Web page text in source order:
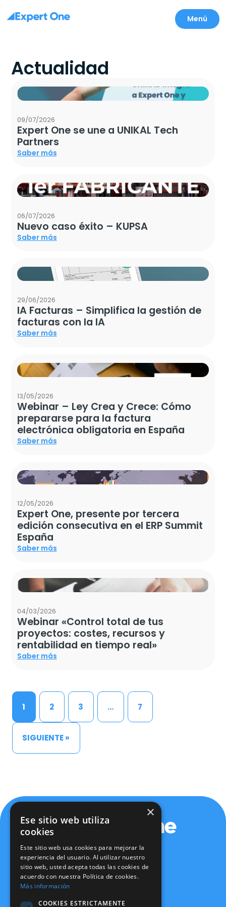
Menú
Actualidad
09/07/2026
Expert One se une a UNIKAL Tech
Partners
Saber más
06/07/2026
Nuevo caso éxito – KUPSA
Saber más
29/06/2026
IA Facturas – Simplifica la gestión de
facturas con la IA
Saber más
13/05/2026
Webinar – Ley Crea y Crece: Cómo
prepararse para la factura
electrónica obligatoria en España
Saber más
12/05/2026
Expert One, presente por tercera
edición consecutiva en el ERP Summit
España
Saber más
04/03/2026
Webinar «Control total de tus
proyectos: costes, recursos y
rentabilidad en tiempo real»
Saber más
1 2 3 … 7
SIGUIENTE »
Política de privacidad
Política de seguridad
×
Ese sitio web utiliza
cookies
Este sitio web usa cookies para mejorar la
experiencia del usuario. Al utilizar nuestro
sitio web, usted acepta todas las cookies de
acuerdo con nuestra Política de cookies.
Más información
COOKIES ESTRICTAMENTE